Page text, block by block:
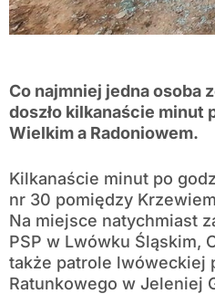
Co najmniej jedna osoba
doszło kilkanaście minut
Wielkim a Radoniowem.
Kilkanaście minut po
nr 30 pomiędzy
Na miejsce natychmiast
PSP w Lwówku Śląskim,
także patrole lwóweckiej
Ratunkowego w Jeleniej